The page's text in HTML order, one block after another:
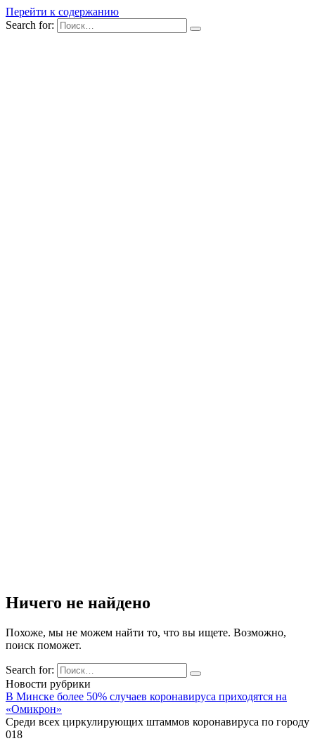
Перейти к содержанию
Search for:
Ничего не найдено
Похоже, мы не можем найти то, что вы ищете. Возможно,
поиск поможет.
Search for:
Новости рубрики
В Минске более 50% случаев коронавируса приходятся на
«Омикрон»
Среди всех циркулирующих штаммов коронавируса по городу
018